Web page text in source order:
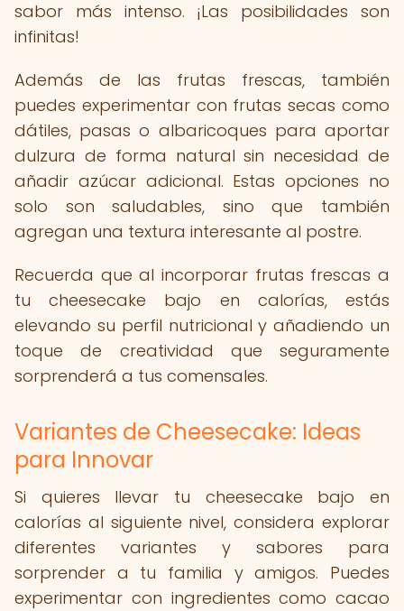
sabor más intenso. ¡Las posibilidades son
infinitas!
Además de las frutas frescas, también
puedes experimentar con frutas secas como
dátiles, pasas o albaricoques para aportar
dulzura de forma natural sin necesidad de
añadir azúcar adicional. Estas opciones no
solo son saludables, sino que también
agregan una textura interesante al postre.
Recuerda que al incorporar frutas frescas a
tu cheesecake bajo en calorías, estás
elevando su perfil nutricional y añadiendo un
toque de creatividad que seguramente
sorprenderá a tus comensales.
Variantes de Cheesecake: Ideas
para Innovar
Si quieres llevar tu cheesecake bajo en
calorías al siguiente nivel, considera explorar
diferentes variantes y sabores para
sorprender a tu familia y amigos. Puedes
experimentar con ingredientes como cacao